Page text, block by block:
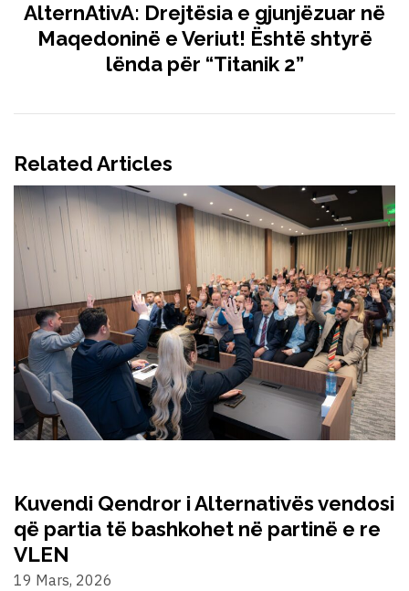
AlternAtivA: Drejtësia e gjunjëzuar në
Maqedoninë e Veriut! Është shtyrë
lënda për “Titanik 2”
Related Articles
Kuvendi Qendror i Alternativës vendosi
që partia të bashkohet në partinë e re
VLEN
19 Mars, 2026